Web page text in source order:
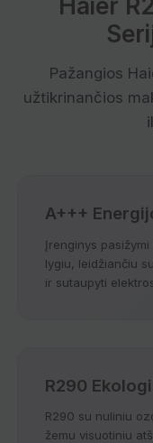
Haier
Pažangios
užtikrinančios
A+++
Įrenginys
lygiu, leidžiančiu
ir sutaupyti
R290
R290 su nuliniu
žemu visuotiniu